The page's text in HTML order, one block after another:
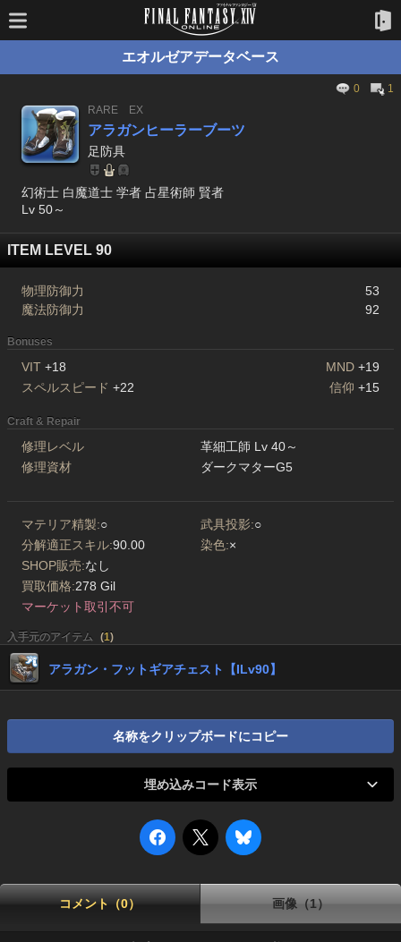
エオルゼアデータベース
0
1
RARE
EX
アラガンヒーラーブーツ
足防具
幻術士 白魔道士 学者 占星術師 賢者
Lv 50～
ITEM LEVEL 90
物理防御力
53
魔法防御力
92
Bonuses
VIT +18 MND +19
スペルスピード +22 信仰 +15
Craft & Repair
修理レベル
革細工師 Lv 40～
修理資材
ダークマターG5
マテリア精製:○ 武具投影:○
分解適正スキル:90.00 染色:×
SHOP販売:なし
買取価格:278 Gil
マーケット取引不可
入手元のアイテム (1)
アラガン・フットギアチェスト【ILv90】
名称をクリップボードにコピー
埋め込みコード表示
コメント（0） 画像（1）